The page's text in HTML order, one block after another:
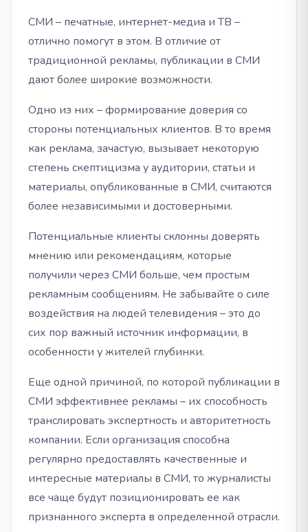
СМИ – печатные, интернет-медиа и ТВ –
отлично помогут в этом. В отличие от
традиционной рекламы, публикации в СМИ
дают более широкие возможности.
Одно из них – формирование доверия со
стороны потенциальных клиентов. В то время
как реклама, зачастую, вызывает некоторую
степень скептицизма у аудитории, статьи и
материалы, опубликованные в СМИ, считаются
более независимыми и достоверными.
Потенциальные клиенты склонны доверять
мнению или рекомендациям, которые
получили через СМИ больше, чем простым
рекламным сообщениям. Не забывайте о силе
воздействия на людей телевидения – это до
сих пор важный источник информации, в
особенности у жителей глубинки.
Еще одной причиной, по которой публикации в
СМИ эффективнее рекламы – их способность
транслировать экспертность и авторитетность
компании. Если организация способна
регулярно предоставлять качественные и
интересные материалы в СМИ, то журналисты
все чаще будут позиционировать ее как
признанного эксперта в определенной отрасли.